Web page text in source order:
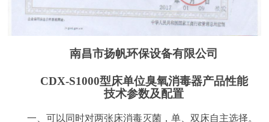
南昌市扬帆环保设备有限公司
CDX-S1000型床单位臭氧消毒器产品性能
技术参数及配置
一、可以同时对两张床消毒灭菌，单、双床自主选择。